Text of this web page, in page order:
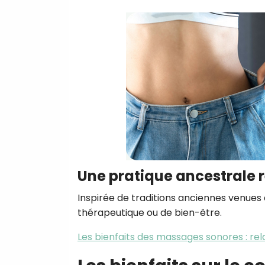
Une pratique ancestrale
Inspirée de traditions anciennes
thérapeutique ou de bien-être.
Les bienfaits des massages sonores :